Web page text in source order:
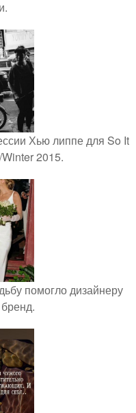
Хью липпе для So It
2015.
помогло дизайнеру